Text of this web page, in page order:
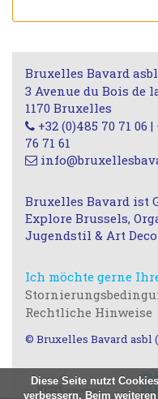
Bruxelles Bavard
3 Avenue du Bois de
1170 Bruxelles
+32 (0)485 70 71 06
76 71 61
Bruxelles Bavard ist
Explore Brussels,
Jugendstil & Art
Ich möchte gerne
Rechtliche Hinweise
© Bruxelles Bavard asbl
Diese Seite nutzt
verbessern. Beim